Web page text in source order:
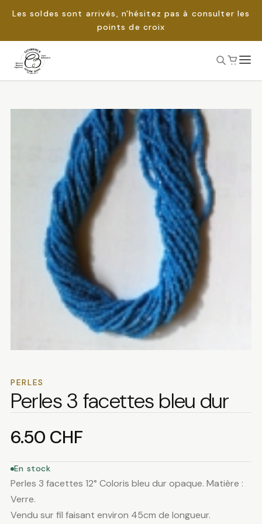
Les soldes sont arrivés, n'hésitez pas à consulter les
points de croix
Passer
PERLES
Perles 3 facettes bleu dur
6.50 CHF
En stock
Perles 3 facettes 12° Coloris bleu dur opaque. Matière :
Verre.
Vendu sur fil faisant environ 45cm de longueur.